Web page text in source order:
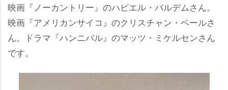
映画『ノーカントリー』のハビエル・バルデムさん。
映画『アメリカンサイコ』のクリスチャン・ベールさ
ん。ドラマ『ハンニバル』のマッツ・ミケルセンさん
です。